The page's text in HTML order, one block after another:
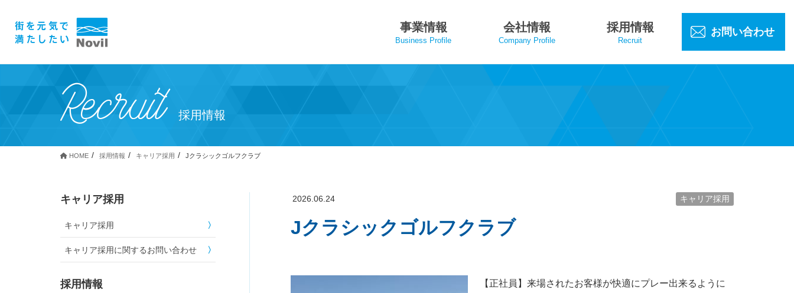
事業情報
Business Profile
会社情報
Company Profile
採用情報
Recruit
お問い合わせ
Recruit 採用情報
HOME 採用情報 キャリア採用 Jクラシックゴルフクラブ
2026.06.24 キャリア採用
Jクラシックゴルフクラブ
【正社員】来場されたお客様が快適にプレー出来るように
キャリア採用
キャリア採用
キャリア採用に関するお問い合わせ
採用情報